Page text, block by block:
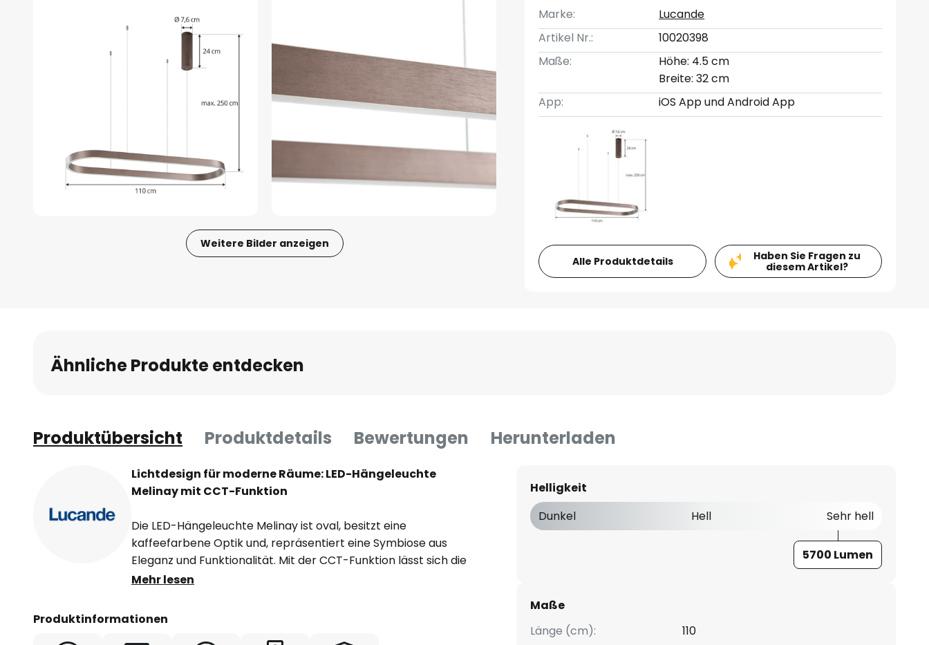
Weitere Bilder anzeigen
Marke:
Lucande
Artikel Nr.:
10020398
Maße:
Höhe: 4.5 cm
Breite: 32 cm
App:
iOS App und Android App
Alle Produktdetails
Haben Sie Fragen zu
diesem Artikel?
Ähnliche Produkte entdecken
Produktübersicht Produktdetails Bewertungen Herunterladen
Lichtdesign für moderne Räume: LED-Hängeleuchte
Melinay mit CCT-Funktion
Die LED-Hängeleuchte Melinay ist oval, besitzt eine
kaffeefarbene Optik und, repräsentiert eine Symbiose aus
Eleganz und Funktionalität. Mit der CCT-Funktion lässt sich die
Lichtfarbe je nach Bedarf anpassen, um die gewünschte
integrierte LED-Lichtquelle verspricht dabei eine
Mehr lesen
Produktinformationen
Helligkeit
Dunkel
Hell Sehr hell
5700 Lumen
Maße
Länge (cm):
110